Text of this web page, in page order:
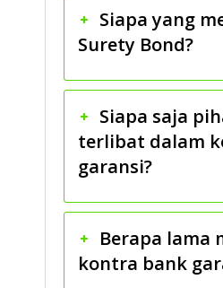
Siapa yang
Surety Bond?
Siapa saja
terlibat dalam
garansi?
Berapa lama
kontra bank